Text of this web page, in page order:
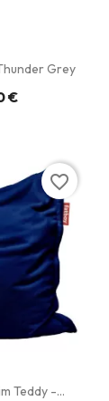
Grey
€
Teddy -...
favorite_border